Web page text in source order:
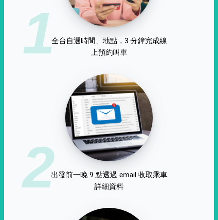
1全台自選時間、地點，3 分鐘完成線
上預約叫車
2出發前一晚 9 點透過 email 收取乘車
詳細資料